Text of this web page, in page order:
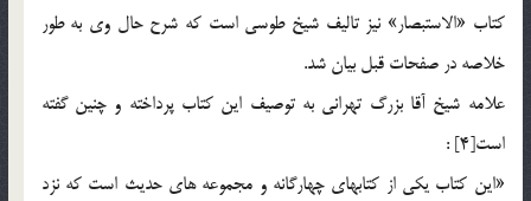
كتاب «الاستبصار» نيز تاليف شيخ طوسي است كه شرح حال وي به طور
خلاصه در صفحات قبل بيان شد.
علامه شيخ آقا بزرگ تهراني به توصيف اين كتاب پرداخته و چنين گفته
است[4] :
«اين كتاب يكي از كتابهاي چهارگانه و مجموعه هاي حديث است كه نزد